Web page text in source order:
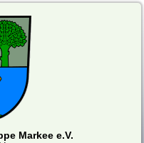
Markee e.V.